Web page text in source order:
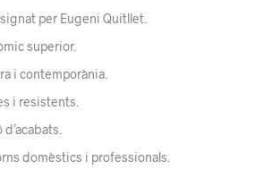
per Eugeni Quitllet.
superior.
i contemporània.
i resistents.
domèstics i professionals.